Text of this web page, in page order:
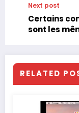
Next post
Certains
sont les
RELATED